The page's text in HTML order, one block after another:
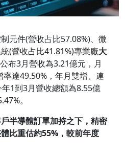
元件(營收占比57.08%)、微
(營收占比41.81%)專業廠大
布3月營收為3.21億元，月
率達49.50%，年月雙增、連
1到3月營收總額為8.55億
。
半導體訂單加持之下，精密
比重估約55%，較前年度